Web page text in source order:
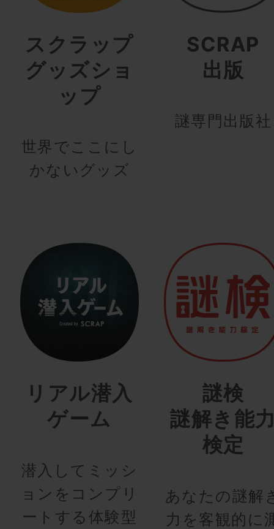
スクラップ
グッズショ
ップ
世界でここにし
かないグッズ
SCRAP
出版
謎専門出版社
リアル潜入
ゲーム
潜入してミッシ
ョンをコンプリ
ートする体験型
謎検
謎解き能
検定
あなたの謎解
力を客観的に